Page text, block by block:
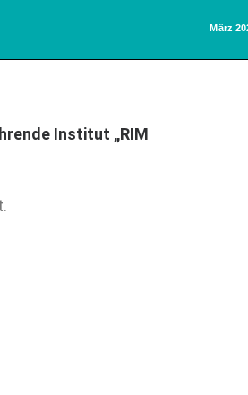
Institut „RIM